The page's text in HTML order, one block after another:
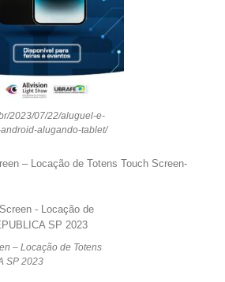
2023/07/22/aluguel-e-
alugando-tablet/
– Locação de Totens Touch Screen-
– Locação de Totens
SP 2023